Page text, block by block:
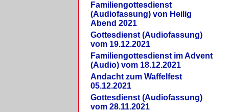
Familiengottesdienst
(Audiofassung) von Heilig
Abend 2021
Gottesdienst (Audiofassung)
vom 19.12.2021
Familiengottesdienst im Advent
(Audio) vom 18.12.2021
Andacht zum Waffelfest
05.12.2021
Gottesdienst (Audiofassung)
vom 28.11.2021